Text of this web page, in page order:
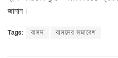
জানান।
Tags: বাসদ বাসদের সমাবেশ